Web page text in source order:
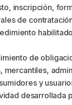
inscripción,
de
de
mercantiles,
y
desarrollada